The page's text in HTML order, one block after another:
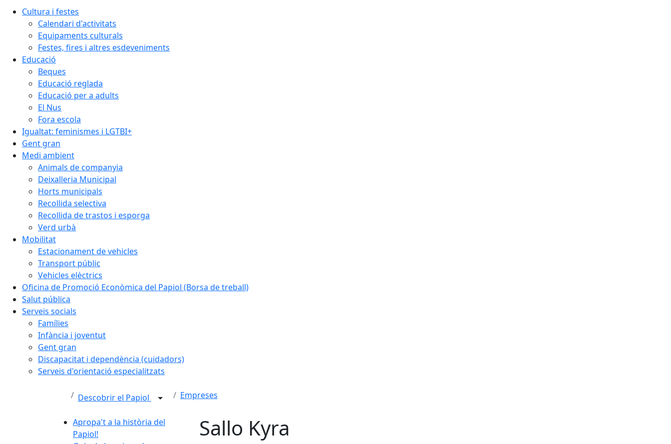
Cultura i festes
Calendari d'activitats
Equipaments culturals
Festes, fires i altres esdeveniments
Educació
Beques
Educació reglada
Educació per a adults
El Nus
Fora escola
Igualtat: feminismes i LGTBI+
Gent gran
Medi ambient
Animals de companyia
Deixalleria Municipal
Horts municipals
Recollida selectiva
Recollida de trastos i esporga
Verd urbà
Mobilitat
Estacionament de vehicles
Transport públic
Vehicles elèctrics
Oficina de Promoció Econòmica del Papiol (Borsa de treball)
Salut pública
Serveis socials
Famílies
Infància i joventut
Gent gran
Discapacitat i dependència (cuidadors)
Serveis d'orientació especialitzats
Descobrir el Papiol Empreses
Apropa't a la història del
Papiol!
Sallo Kyra